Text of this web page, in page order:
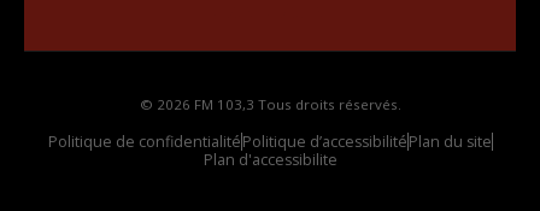
© 2026 FM 103,3 Tous droits réservés.
Politique de confidentialitéPolitique d’accessibilitéPlan du site
Plan d'accessibilite